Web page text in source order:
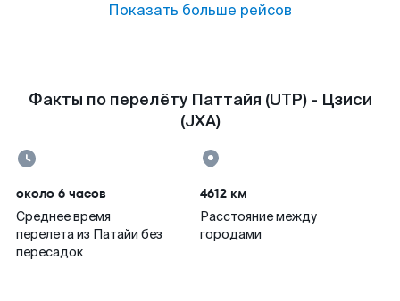
Показать больше рейсов
Факты по перелёту Паттайя (UTP) - Цзиси
(JXA)
около 6 часов
Среднее время
перелета из Патайи без
пересадок
4612 км
Расстояние между
городами